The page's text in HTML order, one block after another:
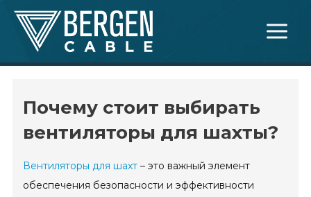
Skip
content
Menu
Почему стоит выбирать
вентиляторы для шахты?
Вентиляторы для шахт – это важный элемент
обеспечения безопасности и эффективности